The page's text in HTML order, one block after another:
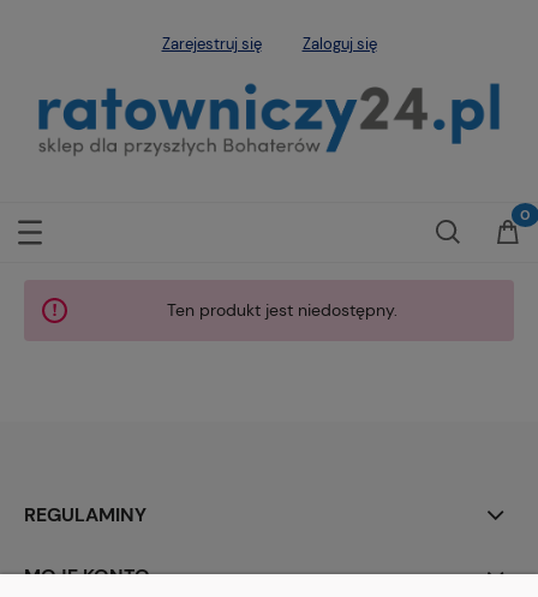
Zarejestruj się Zaloguj się
Ten produkt jest niedostępny.
REGULAMINY
MOJE KONTO